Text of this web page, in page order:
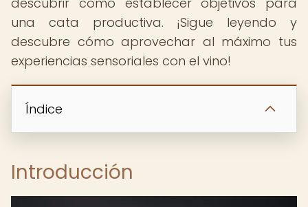
una cata productiva. ¡Sigue leyendo y
descubre cómo aprovechar al máximo tus
experiencias sensoriales con el vino!
Índice
Introducción